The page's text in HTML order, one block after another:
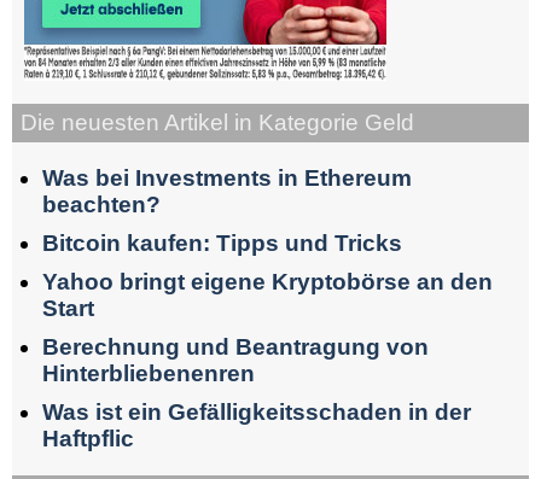
Die neuesten Artikel in Kategorie Geld
Was bei Investments in Ethereum
beachten?
Bitcoin kaufen: Tipps und Tricks
Yahoo bringt eigene Kryptobörse an den
Start
Berechnung und Beantragung von
Hinterbliebenenren
Was ist ein Gefälligkeitsschaden in der
Haftpflic